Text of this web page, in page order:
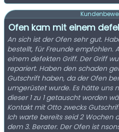
Ofen kam mit einem
An sich ist der Ofen sehr gut.
bestellt, für Freunde empfohlen.
einem defekten Griff. Der Griff
repariert. Haben den schaden
Gutschrift haben, da der Ofen
umgerüstet wurde. Es hätte uns
dieser 1 zu 1 getauscht worden
Kontakt mit Otto zwecks
Ich warte bereits seid 2 Wochen
dem 3. Berater. Der Ofen ist